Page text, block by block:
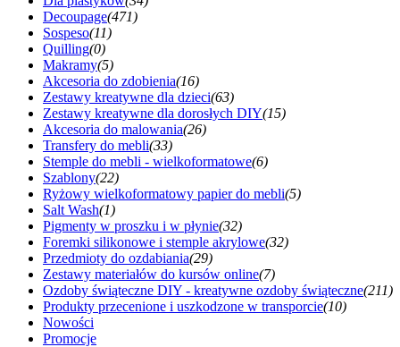
Decoupage(471)
Sospeso(11)
Quilling(0)
Makramy(5)
Akcesoria do zdobienia(16)
Zestawy kreatywne dla dzieci(63)
Zestawy kreatywne dla dorosłych DIY(15)
Akcesoria do malowania(26)
Transfery do mebli(33)
Stemple do mebli - wielkoformatowe(6)
Szablony(22)
Ryżowy wielkoformatowy papier do mebli(5)
Salt Wash(1)
Pigmenty w proszku i w płynie(32)
Foremki silikonowe i stemple akrylowe(32)
Przedmioty do ozdabiania(29)
Zestawy materiałów do kursów online(7)
Ozdoby świąteczne DIY - kreatywne ozdoby świąteczne(211)
Produkty przecenione i uszkodzone w transporcie(10)
Nowości
Promocje